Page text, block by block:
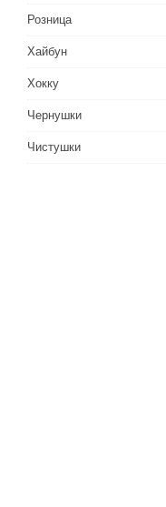
Розница
Хайбун
Хокку
Чернушки
Чистушки